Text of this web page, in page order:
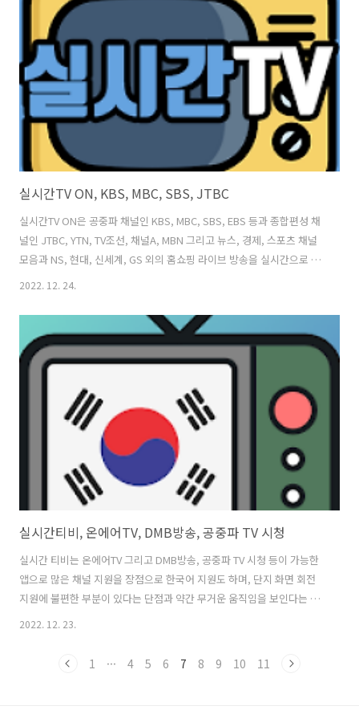
DMB기능이 없는 모바일 기기에서도 언제나 어디서나 쉽고 빠르게 무료
TV를 시청할 수 있습니다. 그리고, 바로TV는 실시간 티비 온에어 편성표
를 제공하고 있으므로 보고 싶은 방송 프로그램을 미리 확인하..
실시간TV ON, KBS, MBC, SBS, JTBC
실시간TV ON은 공중파 채널인 KBS, MBC, SBS, EBS 등과 종합편성 채
널인 JTBC, YTN, TV조선, 채널A, MBN 그리고 뉴스, 경제, 스포츠 채널
모음과 NS, 현대, 신세계, GS 외의 홈쇼핑 라이브 방송을 실시간으로 보
실 수 있습니다. 또, 기타 방송으로는 종교 방송과 미국, 일본, 유럽 해외
링크를 제공하고 있습니다. 실시간TV ON 어플을 통해서 실시간 방송 시
청 외에도 방송 편성표와 각자의 방송국 페이지로 연결되어 실시간 티비
보기의 특성에 맞는 서비스를 활용할 수 있어 유용하게 이용이 가능할것
데이트 날짜 202..
2022. 12. 24.
실시간티비, 온에어TV, DMB방송, 공중파 TV 시청
실시간 티비는 온에어TV 그리고 DMB방송, 공중파 TV 시청 등이 가능한
앱으로 많은 채널 지원을 장점으로 한국어 지원도 하며, 단지 화면 회전
지원에 불편한 부분이 있다는 단점과 약간 무거운 움직임을 보인다는 의
2022. 12. 23.
1 ··· 4 5 6 7 8 9 10 11